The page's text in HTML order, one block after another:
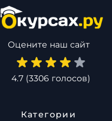
Оцените наш сайт
4.7 (3306 голосов)
Категории